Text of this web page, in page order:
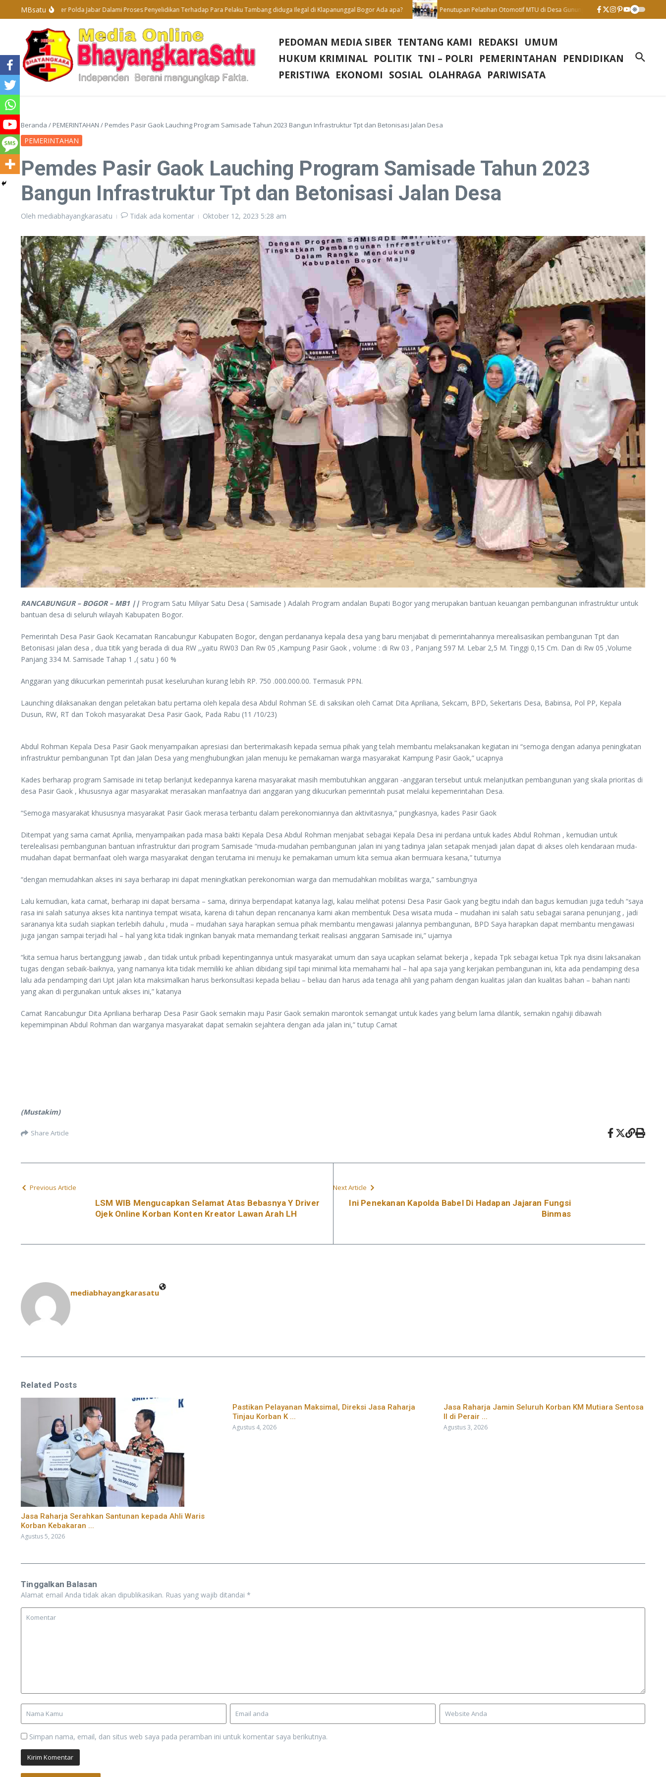
Lewati ke konten
MBsatu
Subdit Tipidter Polda Jabar Dalami Proses Penyelidikan Terhadap Para Pelaku Tambang diduga Ilegal di Klapanunggal Bogor Ada apa? Penutupan Pelatihan Otomotif MTU di Desa Gunung Sari : Wujud Komitmen Tingkatkan
PEDOMAN MEDIA SIBER TENTANG KAMI REDAKSI
UMUM
HUKUM KRIMINAL POLITIK TNI – POLRI PEMERINTAHAN
PENDIDIKAN
PERISTIWA EKONOMI SOSIAL OLAHRAGA PARIWISATA
Beranda / PEMERINTAHAN / Pemdes Pasir Gaok Lauching Program Samisade Tahun 2023 Bangun Infrastruktur Tpt dan Betonisasi Jalan Desa
PEMERINTAHAN
Pemdes Pasir Gaok Lauching Program Samisade Tahun 2023
Bangun Infrastruktur Tpt dan Betonisasi Jalan Desa
Oleh mediabhayangkarasatu Tidak ada komentar Oktober 12, 2023 5:28 am
RANCABUNGUR – BOGOR – MB1 || Program Satu Miliyar Satu Desa ( Samisade ) Adalah Program andalan Bupati Bogor yang merupakan bantuan keuangan pembangunan infrastruktur untuk
bantuan desa di seluruh wilayah Kabupaten Bogor.
Pemerintah Desa Pasir Gaok Kecamatan Rancabungur Kabupaten Bogor, dengan perdananya kepala desa yang baru menjabat di pemerintahannya merealisasikan pembangunan Tpt dan
Betonisasi jalan desa , dua titik yang berada di dua RW ,,yaitu RW03 Dan Rw 05 ,Kampung Pasir Gaok , volume : di Rw 03 , Panjang 597 M. Lebar 2,5 M. Tinggi 0,15 Cm. Dan di Rw 05 ,Volume
Panjang 334 M. Samisade Tahap 1 ,( satu ) 60 %
Anggaran yang dikucurkan pemerintah pusat keseluruhan kurang lebih RP. 750 .000.000.00. Termasuk PPN.
Launching dilaksanakan dengan peletakan batu pertama oleh kepala desa Abdul Rohman SE. di saksikan oleh Camat Dita Apriliana, Sekcam, BPD, Sekertaris Desa, Babinsa, Pol PP, Kepala
Dusun, RW, RT dan Tokoh masyarakat Desa Pasir Gaok, Pada Rabu (11 /10/23)
Abdul Rohman Kepala Desa Pasir Gaok menyampaikan apresiasi dan berterimakasih kepada semua pihak yang telah membantu melaksanakan kegiatan ini “semoga dengan adanya peningkatan
infrastruktur pembangunan Tpt dan Jalan Desa yang menghubungkan jalan menuju ke pemakaman warga masyarakat Kampung Pasir Gaok,” ucapnya
Kades berharap program Samisade ini tetap berlanjut kedepannya karena masyarakat masih membutuhkan anggaran -anggaran tersebut untuk melanjutkan pembangunan yang skala prioritas di
desa Pasir Gaok , khususnya agar masyarakat merasakan manfaatnya dari anggaran yang dikucurkan pemerintah pusat melalui kepemerintahan Desa.
“Semoga masyarakat khususnya masyarakat Pasir Gaok merasa terbantu dalam perekonomiannya dan aktivitasnya,” pungkasnya, kades Pasir Gaok
Ditempat yang sama camat Aprilia, menyampaikan pada masa bakti Kepala Desa Abdul Rohman menjabat sebagai Kepala Desa ini perdana untuk kades Abdul Rohman , kemudian untuk
terelealisasi pembangunan bantuan infrastruktur dari program Samisade “muda-mudahan pembangunan jalan ini yang tadinya jalan setapak menjadi jalan dapat di akses oleh kendaraan muda-
mudahan dapat bermanfaat oleh warga masyarakat dengan terutama ini menuju ke pemakaman umum kita semua akan bermuara kesana,” tuturnya
“dengan memudahkan akses ini saya berharap ini dapat meningkatkan perekonomian warga dan memudahkan mobilitas warga,” sambungnya
Lalu kemudian, kata camat, berharap ini dapat bersama – sama, dirinya berpendapat katanya lagi, kalau melihat potensi Desa Pasir Gaok yang begitu indah dan bagus kemudian juga teduh “saya
rasa ini salah satunya akses kita nantinya tempat wisata, karena di tahun depan rencananya kami akan membentuk Desa wisata muda – mudahan ini salah satu sebagai sarana penunjang , jadi
sarananya kita sudah siapkan terlebih dahulu , muda – mudahan saya harapkan semua pihak membantu mengawasi jalannya pembangunan, BPD Saya harapkan dapat membantu mengawasi
juga jangan sampai terjadi hal – hal yang kita tidak inginkan banyak mata memandang terkait realisasi anggaran Samisade ini,” ujarnya
“kita semua harus bertanggung jawab , dan tidak untuk pribadi kepentingannya untuk masyarakat umum dan saya ucapkan selamat bekerja , kepada Tpk sebagai ketua Tpk nya disini laksanakan
tugas dengan sebaik-baiknya, yang namanya kita tidak memiliki ke ahlian dibidang sipil tapi minimal kita memahami hal – hal apa saja yang kerjakan pembangunan ini, kita ada pendamping desa
lalu ada pendamping dari Upt jalan kita maksimalkan harus berkonsultasi kepada beliau – beliau dan harus ada tenaga ahli yang paham dengan kualitas jalan dan kualitas bahan – bahan nanti
yang akan di pergunakan untuk akses ini,” katanya
Camat Rancabungur Dita Apriliana berharap Desa Pasir Gaok semakin maju Pasir Gaok semakin marontok semangat untuk kades yang belum lama dilantik, semakin ngahiji dibawah
kepemimpinan Abdul Rohman dan warganya masyarakat dapat semakin sejahtera dengan ada jalan ini,” tutup Camat
(Mustakim)
Share Article
Previous Article
LSM WIB Mengucapkan Selamat Atas Bebasnya Y Driver
Ojek Online Korban Konten Kreator Lawan Arah LH
Next Article
Ini Penekanan Kapolda Babel Di Hadapan Jajaran Fungsi
Binmas
mediabhayangkarasatu
Related Posts
Jasa Raharja Serahkan Santunan kepada Ahli Waris
Korban Kebakaran ...
Agustus 5, 2026
Pastikan Pelayanan Maksimal, Direksi Jasa Raharja
Tinjau Korban K ...
Agustus 4, 2026
Jasa Raharja Jamin Seluruh Korban KM Mutiara Sentosa
II di Perair ...
Agustus 3, 2026
Tinggalkan Balasan
Alamat email Anda tidak akan dipublikasikan. Ruas yang wajib ditandai *
Simpan nama, email, dan situs web saya pada peramban ini untuk komentar saya berikutnya.